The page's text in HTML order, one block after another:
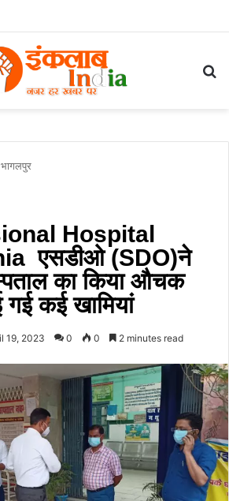
भागलपुर
Hospital
एसडीओ (SDO)ने
का किया औचक
गई कई खामियां
19, 2023 0 0 2 minutes read